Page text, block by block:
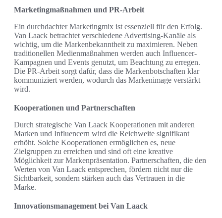
Marketingmaßnahmen und PR-Arbeit
Ein durchdachter Marketingmix ist essenziell für den Erfolg.
Van Laack betrachtet verschiedene Advertising-Kanäle als
wichtig, um die Markenbekanntheit zu maximieren. Neben
traditionellen Medienmaßnahmen werden auch Influencer-
Kampagnen und Events genutzt, um Beachtung zu erregen.
Die PR-Arbeit sorgt dafür, dass die Markenbotschaften klar
kommuniziert werden, wodurch das Markenimage verstärkt
wird.
Kooperationen und Partnerschaften
Durch strategische Van Laack Kooperationen mit anderen
Marken und Influencern wird die Reichweite signifikant
erhöht. Solche Kooperationen ermöglichen es, neue
Zielgruppen zu erreichen und sind oft eine kreative
Möglichkeit zur Markenpräsentation. Partnerschaften, die den
Werten von Van Laack entsprechen, fördern nicht nur die
Sichtbarkeit, sondern stärken auch das Vertrauen in die
Marke.
Innovationsmanagement bei Van Laack